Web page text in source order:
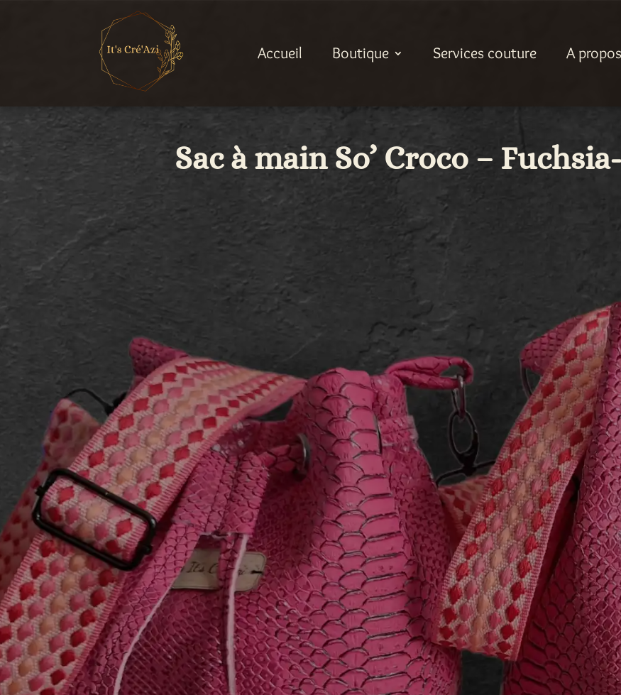
Accueil Boutique Services couture A propos
Sac à main So’ Croco –